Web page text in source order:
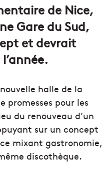
de Nice,
Gare du Sud,
et devrait
halle de la
promesses pour les
du renouveau d’un
sur un concept
mixant gastronomie,
discothèque.